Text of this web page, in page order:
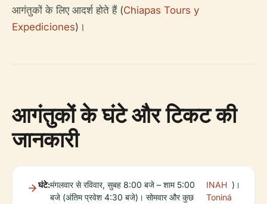
आगंतुकों के लिए आदर्श होते हैं (Chiapas Tours y
Expediciones)।
आगंतुकों के घंटे और टिकट की
जानकारी
घंटे:मंगलवार से रविवार, सुबह 8:00 बजे – शाम 5:00
बजे (अंतिम प्रवेश 4:30 बजे)। सोमवार और कुछ
INAH
Toniná
)।